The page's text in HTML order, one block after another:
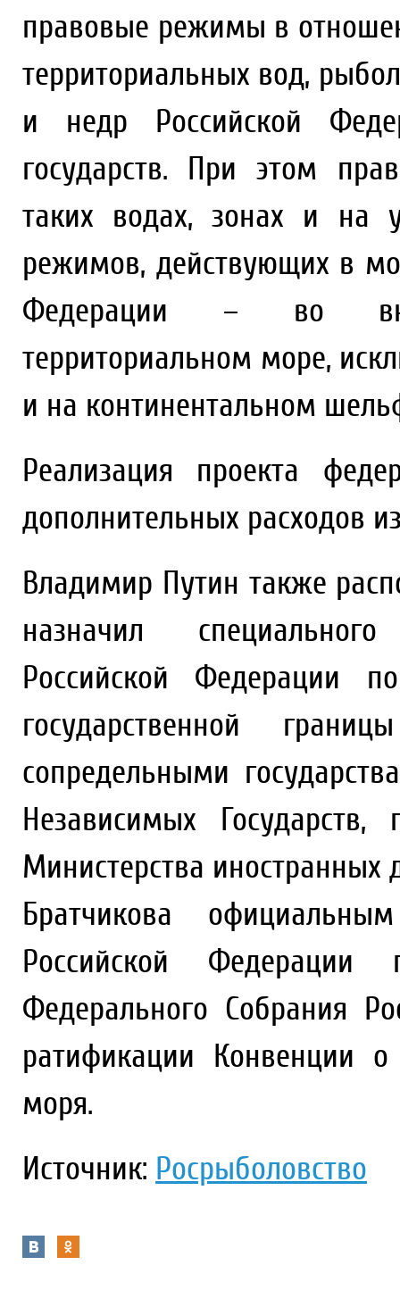
правовые режимы в
территориальных вод,
и недр Российской
государств. При этом
таких водах, зонах и на
режимов, действующих в
Федерации – во
территориальном море,
и на континентальном
Реализация проекта
дополнительных расходов
Владимир Путин также
назначил
Российской Федерации
государственной
сопредельными
Независимых
Министерства иностранных
Братчикова
Российской Федерации
Федерального Собрания
ратификации Конвенции о
моря.
Источник: Росрыболовство